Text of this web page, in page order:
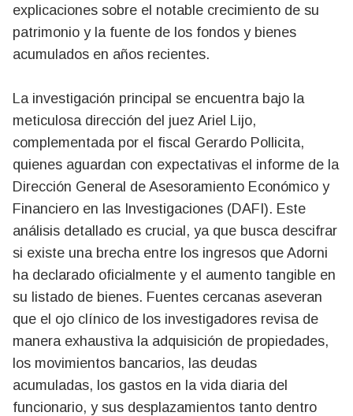
explicaciones sobre el notable crecimiento de su
patrimonio y la fuente de los fondos y bienes
acumulados en años recientes.
La investigación principal se encuentra bajo la
meticulosa dirección del juez Ariel Lijo,
complementada por el fiscal Gerardo Pollicita,
quienes aguardan con expectativas el informe de la
Dirección General de Asesoramiento Económico y
Financiero en las Investigaciones (DAFI). Este
análisis detallado es crucial, ya que busca descifrar
si existe una brecha entre los ingresos que Adorni
ha declarado oficialmente y el aumento tangible en
su listado de bienes. Fuentes cercanas aseveran
que el ojo clínico de los investigadores revisa de
manera exhaustiva la adquisición de propiedades,
los movimientos bancarios, las deudas
acumuladas, los gastos en la vida diaria del
funcionario, y sus desplazamientos tanto dentro